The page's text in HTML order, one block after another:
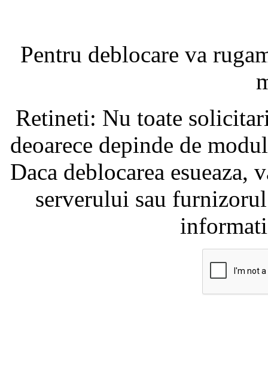
Pentru deblocare va
Retineti: Nu toate
deoarece depinde de
Daca deblocarea
serverului sau